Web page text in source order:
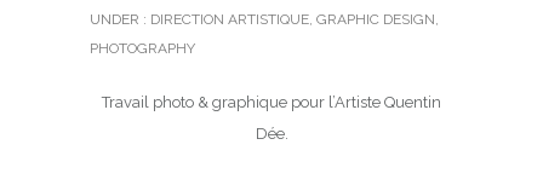
UNDER : DIRECTION ARTISTIQUE, GRAPHIC DESIGN,
PHOTOGRAPHY
Travail photo & graphique pour l’Artiste Quentin
Dée.